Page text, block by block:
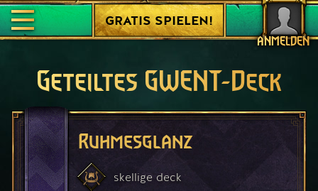
ANMELDEN
GRATIS SPIELEN!
Geteiltes GWENT-Deck
Ruhmesglanz
skellige deck